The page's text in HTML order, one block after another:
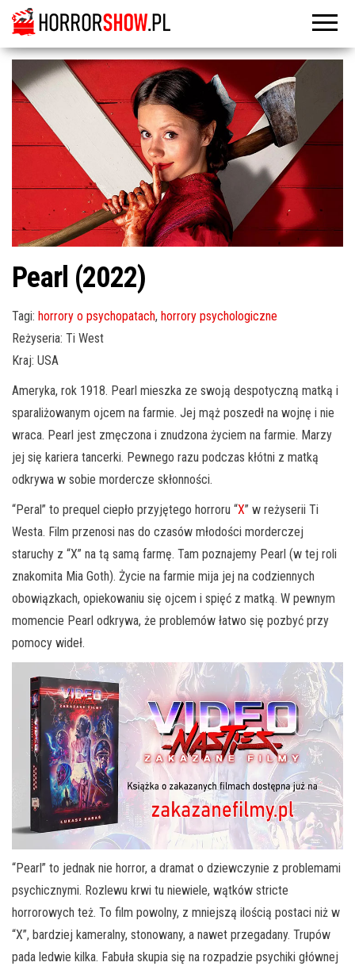
Pearl (2022)
Tagi: horrory o psychopatach, horrory psychologiczne
Reżyseria: Ti West
Kraj: USA
Ameryka, rok 1918. Pearl mieszka ze swoją despotyczną matką i
sparaliżowanym ojcem na farmie. Jej mąż poszedł na wojnę i nie
wraca. Pearl jest zmęczona i znudzona życiem na farmie. Marzy
jej się kariera tancerki. Pewnego razu podczas kłótni z matką
odkrywa w sobie mordercze skłonności.
“Peral” to prequel ciepło przyjętego horroru “X” w reżyserii Ti
Westa. Film przenosi nas do czasów młodości morderczej
staruchy z “X” na tą samą farmę. Tam poznajemy Pearl (w tej roli
znakomita Mia Goth). Życie na farmie mija jej na codziennych
obowiązkach, opiekowaniu się ojcem i spięć z matką. W pewnym
momencie Pearl odkrywa, że problemów łatwo się pozbyć przy
pomocy wideł.
“Pearl” to jednak nie horror, a dramat o dziewczynie z problemami
psychicznymi. Rozlewu krwi tu niewiele, wątków stricte
horrorowych też. To film powolny, z mniejszą ilością postaci niż w
“X”, bardziej kameralny, stonowany, a nawet przegadany. Trupów
pada ledwie kilka. Fabuła skupia się na rozpadzie psychiki głównej